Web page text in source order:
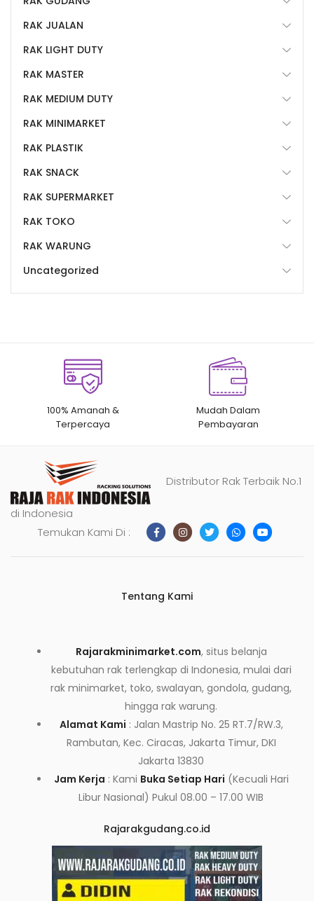
RAK JUALAN
RAK LIGHT DUTY
RAK MASTER
RAK MEDIUM DUTY
RAK MINIMARKET
RAK PLASTIK
RAK SNACK
RAK SUPERMARKET
RAK TOKO
RAK WARUNG
Uncategorized
100% Amanah &
Terpercaya
Mudah Dalam
Pembayaran
Distributor Rak Terbaik No.1
di Indonesia
Temukan Kami Di :
Tentang Kami
Rajarakminimarket.com, situs belanja
kebutuhan rak terlengkap di Indonesia, mulai dari
rak minimarket, toko, swalayan, gondola, gudang,
hingga rak warung.
Alamat Kami : Jalan Mastrip No. 25 RT.7/RW.3,
Rambutan, Kec. Ciracas, Jakarta Timur, DKI
Jakarta 13830
Jam Kerja : Kami Buka Setiap Hari (Kecuali Hari
Libur Nasional) Pukul 08.00 – 17.00 WIB
Rajarakgudang.co.id